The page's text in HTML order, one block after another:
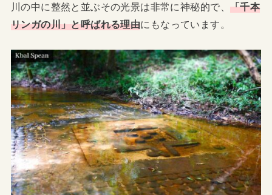
川の中に整然と並ぶその光景は非常に神秘的で、 「千本
リンガの川」と呼ばれる理由にもなっています。